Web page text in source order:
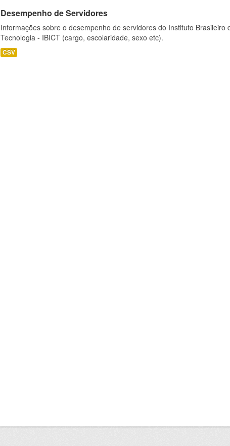
Desempenho de Servidores
Informações sobre o desempenho de servidores do Instituto Brasileiro
Tecnologia - IBICT (cargo, escolaridade, sexo etc).
CSV